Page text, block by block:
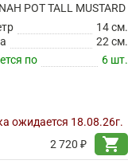
POT TALL MUSTARD
14 см.
22 см.
по
6 шт.
ожидается 18.08.26г.
2 720 ₽
shopping_cart